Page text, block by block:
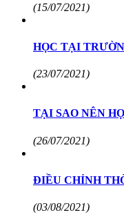
(15/07/2021)
HỌC TẠI
(23/07/2021)
TẠI SAO NÊN
(26/07/2021)
ĐIỀU CHỈNH
(03/08/2021)